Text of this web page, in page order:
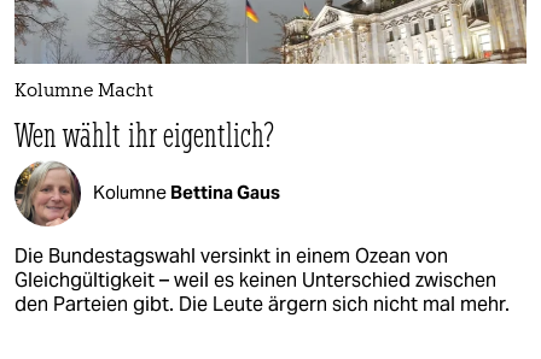
Kolumne Macht
Wen wählt ihr eigentlich?
Kolumne Bettina Gaus
Die Bundestagswahl versinkt in einem Ozean von
Gleichgültigkeit – weil es keinen Unterschied zwischen
den Parteien gibt. Die Leute ärgern sich nicht mal mehr.